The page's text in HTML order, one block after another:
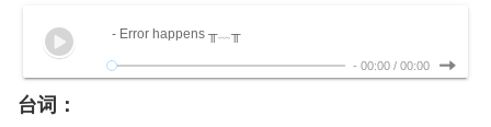
- Error happens ╥﹏╥
- 00:00 / 00:00
台词：